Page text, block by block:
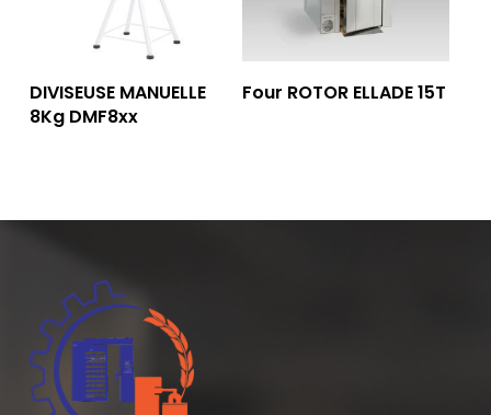
Lire La Suite
DIVISEUSE MANUELLE
8Kg DMF8xx
Lire La Suite
Four ROTOR ELLADE 15T